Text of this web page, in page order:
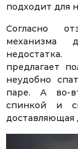
подходит для
Согласно
механизма
предлагает
неудобно
паре. А во-
спинкой и
доставляющая